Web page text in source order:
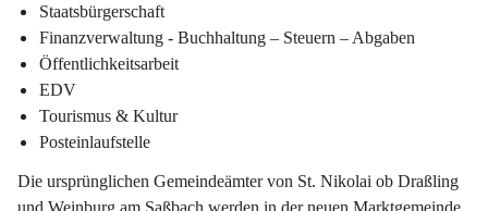
Staatsbürgerschaft
Finanzverwaltung - Buchhaltung – Steuern – Abgaben
Öffentlichkeitsarbeit
EDV
Tourismus & Kultur
Posteinlaufstelle
Die ursprünglichen Gemeindeämter von St. Nikolai ob Draßling
und Weinburg am Saßbach werden in der neuen Marktgemeinde